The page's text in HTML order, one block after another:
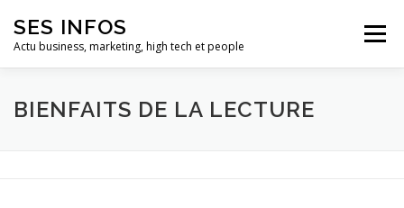
contenu
SES INFOS
Actu business, marketing, high tech et people
Menu
BUSINESS MARKETING
BIENFAITS DE LA LECTURE